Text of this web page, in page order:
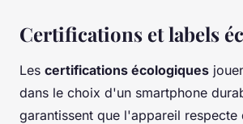
Certifications et labels
Les certifications écologiques
dans le choix d'un smartphone
garantissent que l'appareil respecte